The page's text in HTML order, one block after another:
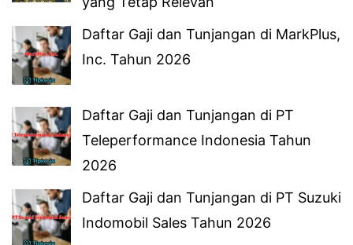
Daftar Gaji dan Tunjangan di MarkPlus,
Inc. Tahun 2026
Daftar Gaji dan Tunjangan di PT
Teleperformance Indonesia Tahun
2026
Daftar Gaji dan Tunjangan di PT Suzuki
Indomobil Sales Tahun 2026